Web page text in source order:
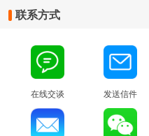
联系方式
在线交谈 发送信件